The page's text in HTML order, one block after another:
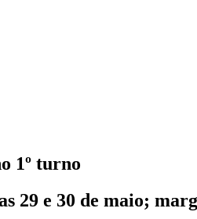
1º turno
29 e 30 de maio;